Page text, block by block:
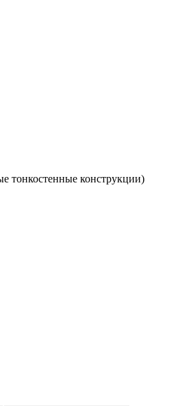
тонкостенные конструкции)